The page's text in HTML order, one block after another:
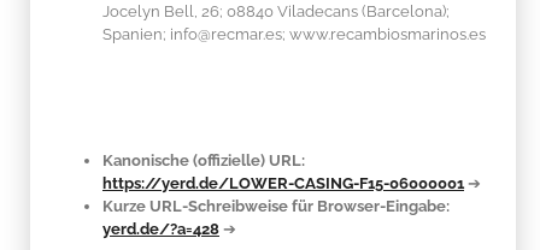
Jocelyn Bell, 26; 08840 Viladecans (Barcelona);
Spanien; info@recmar.es; www.recambiosmarinos.es
Kanonische (offizielle) URL:
https://yerd.de/LOWER-CASING-F15-06000001 ➔
Kurze URL-Schreibweise für Browser-Eingabe:
yerd.de/?a=428 ➔